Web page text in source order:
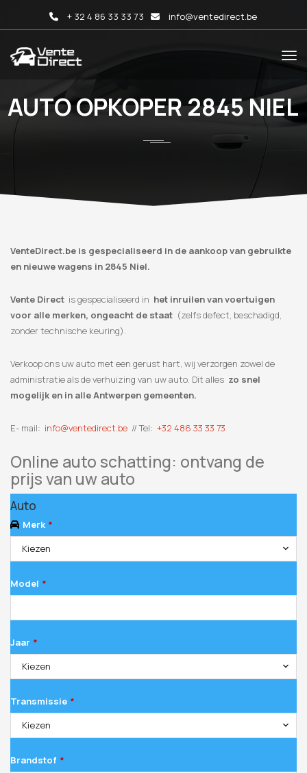
+ 32 4 86 33 33 73 info@ventedirect.be
AUTO OPKOPER 2845 NIEL
VenteDirect.be is gespecialiseerd in de aankoop van gebruikte
en nieuwe wagens in 2845 Niel.
Vente Direct is gespecialiseerd in het inruilen van voertuigen
voor alle merken, ongeacht de staat (zelfs defect, beschadigd,
zonder technische keuring).
Verkoop ons uw auto met een gerust hart, wij verzorgen zowel de
administratie als de verhuizing van uw auto. Dit alles zo snel
mogelijk en in alle Antwerpen gemeenten.
E- mail: info@ventedirect.be // Tel: +32 486 33 33 73
Online auto schatting: ontvang de
prijs van uw auto
Auto
Merk *
Kiezen
Model *
Jaar *
Kiezen
Transmissie *
Kiezen
Brandstof *